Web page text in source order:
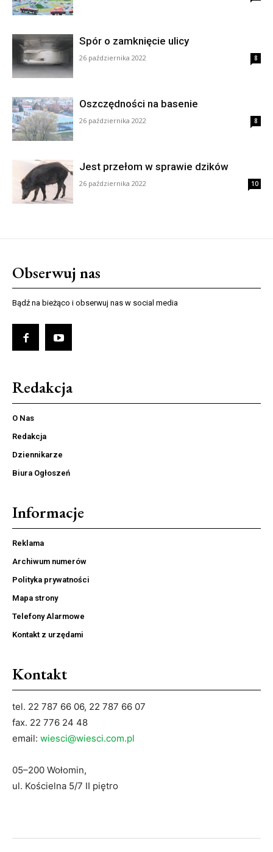
Spór o zamknięcie ulicy
26 października 2022 8
Oszczędności na basenie
26 października 2022 8
Jest przełom w sprawie dzików
26 października 2022 10
Obserwuj nas
Bądź na bieżąco i obserwuj nas w social media
Redakcja
O Nas
Redakcja
Dziennikarze
Biura Ogłoszeń
Informacje
Reklama
Archiwum numerów
Polityka prywatności
Mapa strony
Telefony Alarmowe
Kontakt z urzędami
Kontakt
tel. 22 787 66 06, 22 787 66 07
fax. 22 776 24 48
email: wiesci@wiesci.com.pl
05–200 Wołomin,
ul. Kościelna 5/7 II piętro